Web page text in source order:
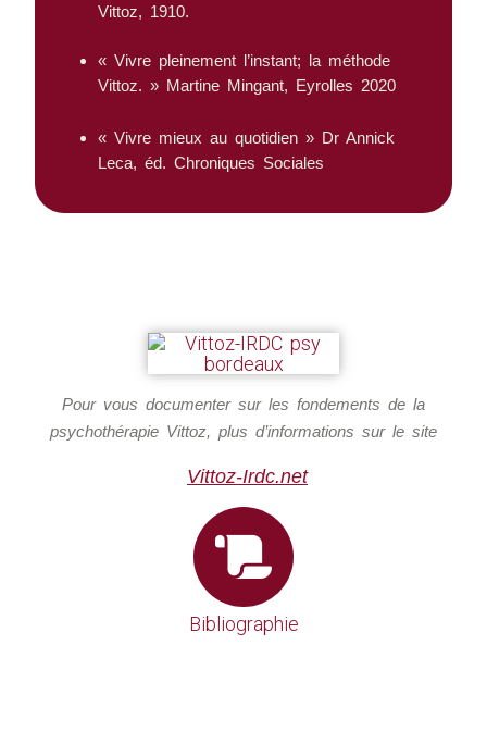
Vittoz, 1910.
« Vivre pleinement l’instant; la méthode
Vittoz. » Martine Mingant, Eyrolles 2020
« Vivre mieux au quotidien » Dr Annick
Leca, éd. Chroniques Sociales
Pour vous documenter sur les fondements de la
psychothérapie Vittoz, plus d’informations sur le site
Vittoz-Irdc.net
Bibliographie